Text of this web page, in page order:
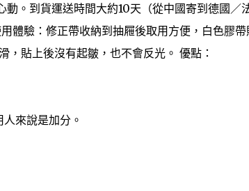
。到貨運送時間大約10天（從中國寄到德國／
體驗：修正帶收納到抽屜後取用方便，白色膠帶
，貼上後沒有起皺，也不會反光。 優點：
來說是加分。